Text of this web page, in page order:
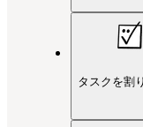
タスクを割